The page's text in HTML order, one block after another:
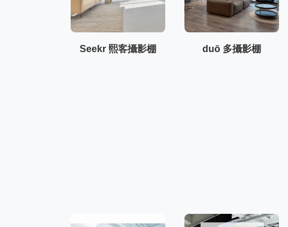
Seekr 熙客攝影棚 duō 多攝影棚